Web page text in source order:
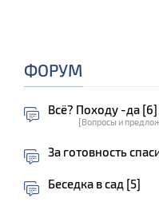
ФОРУМ
Всё? Походу -да [6]
[Вопросы и
За готовность
Беседка в сад [5]